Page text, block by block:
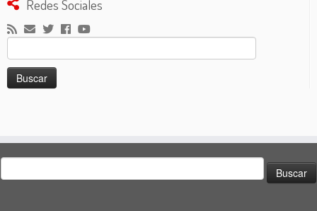
Redes Sociales
Buscar:
Buscar: